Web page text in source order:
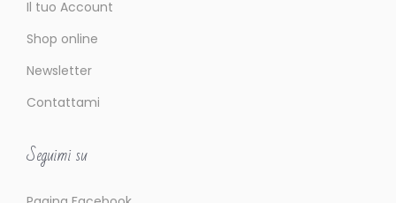
Il tuo Account
Shop online
Newsletter
Contattami
Seguimi su